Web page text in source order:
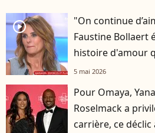
player2
"On continue
Faustine Bollaert
histoire d'amour
5 mai 2026
Pour Omaya,
Roselmack a
carrière, ce déclic